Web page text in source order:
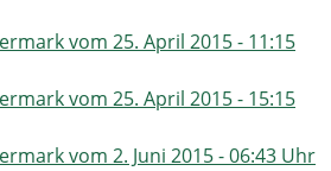
vom 25. April 2015 - 11:15
vom 25. April 2015 - 15:15
vom 2. Juni 2015 - 06:43 Uhr